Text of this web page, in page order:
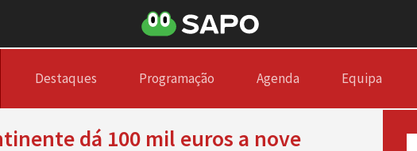
Destaques Programação Agenda Equipa
dá 100 mil euros a nove